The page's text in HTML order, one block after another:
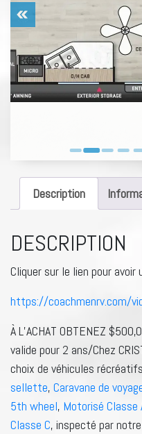
Description
DESCRIPTION
Cliquer sur le lien pour avoir
https://coachmenrv.com/
À L’ACHAT OBTENEZ
valide pour 2 ans/Chez
choix de véhicules
sellette, Caravane de
5th wheel, Motorisé Classe
Classe C, inspecté par